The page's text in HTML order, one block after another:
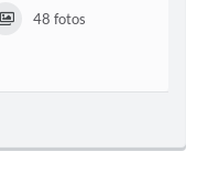
48 fotos